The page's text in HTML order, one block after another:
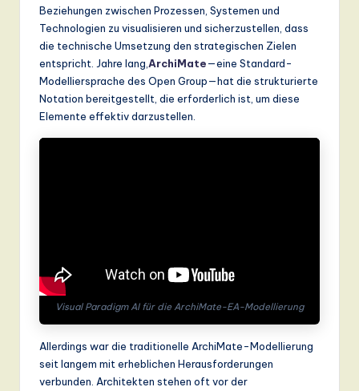
in
A
Beziehungen zwischen Prozessen, Systemen und
Technologien zu visualisieren und sicherzustellen, dass
die technische Umsetzung den strategischen Zielen
entspricht. Jahre lang, ArchiMate—eine Standard-
Modelliersprache des Open Group—hat die strukturierte
Notation bereitgestellt, die erforderlich ist, um diese
Elemente effektiv darzustellen.
Visual Paradigm AI für die ArchiMate-EA-Modellierung
Allerdings war die traditionelle ArchiMate-Modellierung
seit langem mit erheblichen Herausforderungen
verbunden. Architekten stehen oft vor der